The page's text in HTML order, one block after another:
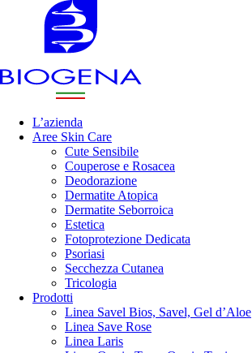
L’azienda
Aree Skin Care
Cute Sensibile
Couperose e Rosacea
Deodorazione
Dermatite Atopica
Dermatite Seborroica
Estetica
Fotoprotezione Dedicata
Psoriasi
Secchezza Cutanea
Tricologia
Prodotti
Linea Savel Bios, Savel, Gel d’Aloe
Linea Save Rose
Linea Laris